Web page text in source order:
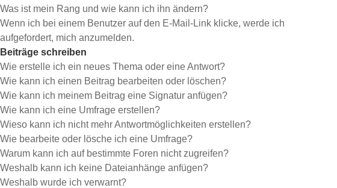
Was ist mein Rang und wie kann ich ihn ändern?
Wenn ich bei einem Benutzer auf den E-Mail-Link klicke, werde ich
aufgefordert, mich anzumelden.
Beiträge schreiben
Wie erstelle ich ein neues Thema oder eine Antwort?
Wie kann ich einen Beitrag bearbeiten oder löschen?
Wie kann ich meinem Beitrag eine Signatur anfügen?
Wie kann ich eine Umfrage erstellen?
Wieso kann ich nicht mehr Antwortmöglichkeiten erstellen?
Wie bearbeite oder lösche ich eine Umfrage?
Warum kann ich auf bestimmte Foren nicht zugreifen?
Weshalb kann ich keine Dateianhänge anfügen?
Weshalb wurde ich verwarnt?